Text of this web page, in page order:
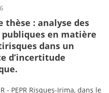
thèse : analyse des
en matière
dans un
d’incertitude
- PEPR Risques-Irima, dans le